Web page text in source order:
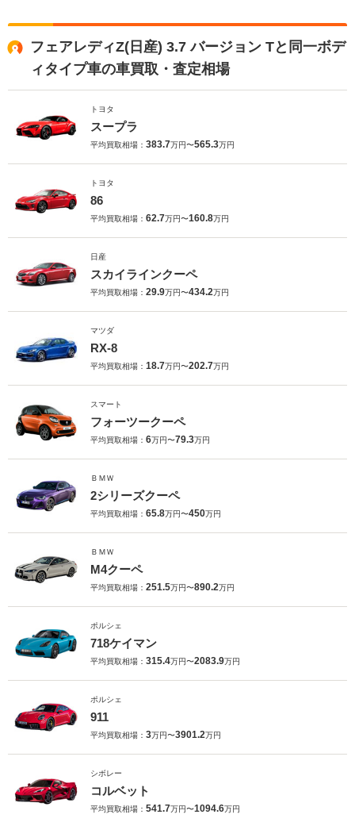
フェアレディZ(日産) 3.7 バージョン Tと同一ボデ
ィタイプ車の車買取・査定相場
トヨタ
スープラ
平均買取相場： 383.7万円〜565.3万円
トヨタ
86
平均買取相場： 62.7万円〜160.8万円
日産
スカイラインクーペ
平均買取相場： 29.9万円〜434.2万円
マツダ
RX-8
平均買取相場： 18.7万円〜202.7万円
スマート
フォーツークーペ
平均買取相場： 6万円〜79.3万円
ＢＭＷ
2シリーズクーペ
平均買取相場： 65.8万円〜450万円
ＢＭＷ
M4クーペ
平均買取相場： 251.5万円〜890.2万円
ポルシェ
718ケイマン
平均買取相場： 315.4万円〜2083.9万円
ポルシェ
911
平均買取相場： 3万円〜3901.2万円
シボレー
コルベット
平均買取相場： 541.7万円〜1094.6万円